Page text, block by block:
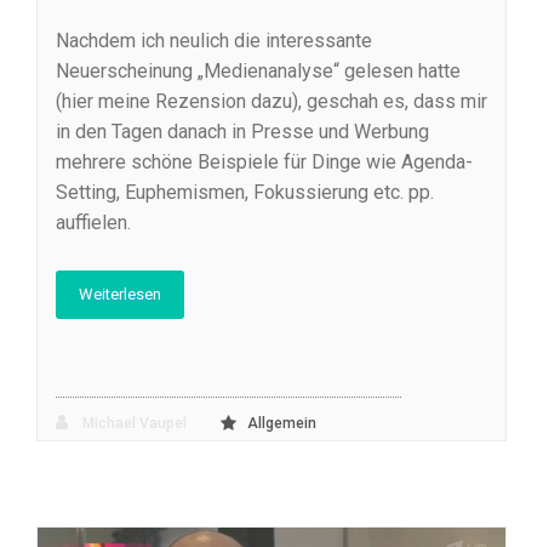
Nachdem ich neulich die interessante
Neuerscheinung „Medienanalyse“ gelesen hatte
(hier meine Rezension dazu), geschah es, dass mir
in den Tagen danach in Presse und Werbung
mehrere schöne Beispiele für Dinge wie Agenda-
Setting, Euphemismen, Fokussierung etc. pp.
auffielen.
Weiterlesen
Allgemein